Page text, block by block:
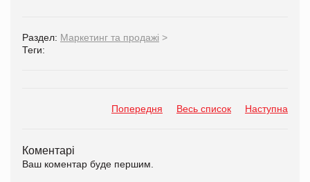
Раздел: Маркетинг та продажі >
Теги:
Попередня Весь список Наступна
Коментарі
Ваш коментар буде першим.